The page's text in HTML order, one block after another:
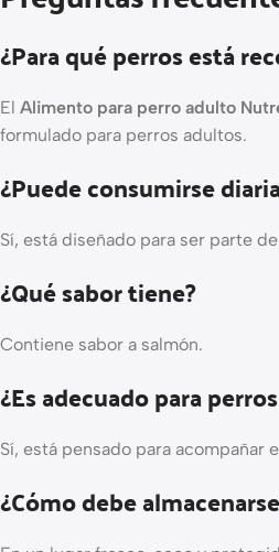
¿Para qué perros está
El Alimento para perro adulto
formulado para perros adultos.
¿Puede consumirse
Sí, está diseñado para ser parte
¿Qué sabor tiene?
Contiene sabor a salmón.
¿Es adecuado para
Sí, está pensado para acompañar
¿Cómo debe